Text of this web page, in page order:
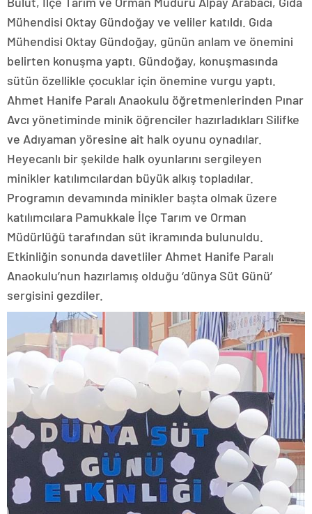
Mühendisi Oktay Gündoğay ve veliler katıldı. Gıda
Mühendisi Oktay Gündoğay, günün anlam ve önemini
belirten konuşma yaptı. Gündoğay, konuşmasında
sütün özellikle çocuklar için önemine vurgu yaptı.
Ahmet Hanife Paralı Anaokulu öğretmenlerinden Pınar
Avcı yönetiminde minik öğrenciler hazırladıkları Silifke
ve Adıyaman yöresine ait halk oyunu oynadılar.
Heyecanlı bir şekilde halk oyunlarını sergileyen
minikler katılımcılardan büyük alkış topladılar.
Programın devamında minikler başta olmak üzere
katılımcılara Pamukkale İlçe Tarım ve Orman
Müdürlüğü tarafından süt ikramında bulunuldu.
Etkinliğin sonunda davetliler Ahmet Hanife Paralı
Anaokulu’nun hazırlamış olduğu ‘dünya Süt Günü’
sergisini gezdiler.